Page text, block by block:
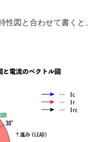
性図と合わせて書くと、